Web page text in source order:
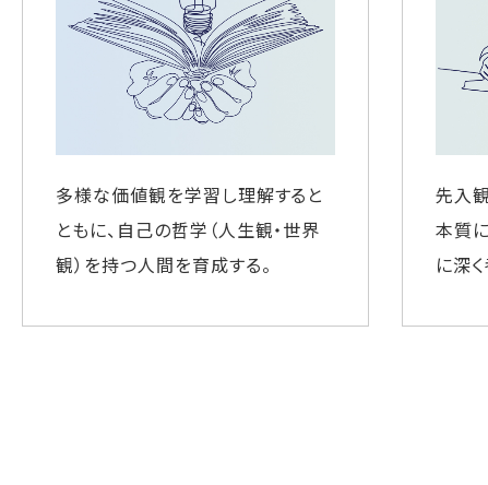
多様な価値観を学習し理解すると
ともに、自己の哲学（人生観・世界
観）を持つ人間を育成する。
先入
本質
に深